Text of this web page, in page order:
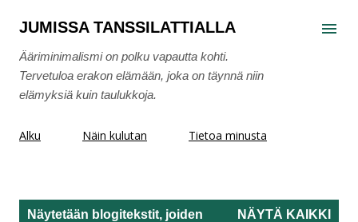
Siirry pääsisältöön
JUMISSA TANSSILATTIALLA
Ääriminimalismi on polku vapautta kohti.
Tervetuloa erakon elämään, joka on täynnä niin
elämyksiä kuin taulukkoja.
Alku Näin kulutan Tietoa minusta
Näytetään blogitekstit, joiden
NÄYTÄ KAIKKI